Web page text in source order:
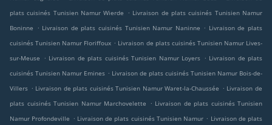
plats cuisinés Tunisien Namur Wierde
. Livraison de plats cuisinés Tunisien Namur
Boninne
. Livraison de plats cuisinés Tunisien Namur Naninne . Livraison de plats
cuisinés Tunisien Namur Floriffoux . Livraison de plats cuisinés Tunisien Namur Lives-
sur-Meuse
. Livraison de plats cuisinés Tunisien Namur Loyers . Livraison de plats
cuisinés Tunisien Namur Emines . Livraison de plats cuisinés Tunisien Namur Bois-de-
Villers . Livraison de plats cuisinés Tunisien Namur Waret-la-Chaussée . Livraison de
plats cuisinés Tunisien Namur Marchovelette
. Livraison de plats cuisinés Tunisien
Namur Profondeville . Livraison de plats cuisinés Tunisien Namur . Livraison de plats